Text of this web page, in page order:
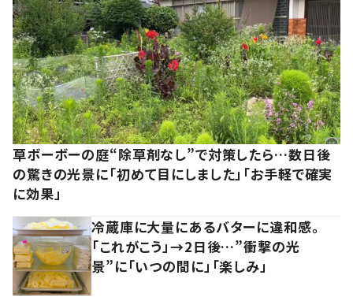
草ボーボーの庭“除草剤なし”で対策したら…数日後
の驚きの光景に「初めて目にしました」「お手軽で確実
に効果」
冷蔵庫に大量にあるバターに違和感。
「これがこう」→2日後…”衝撃の光
景”に「いつの間に」「楽しみ」